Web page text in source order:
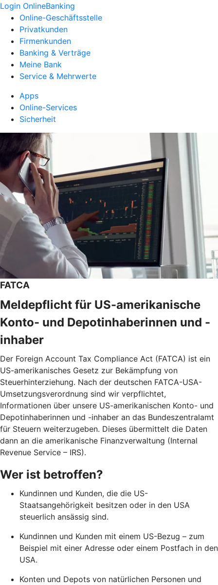
Login OnlineBanking
Online-Geschäftsstelle
Privatkunden
Firmenkunden
Banking & Verträge
Meine Bank
Service & Mehrwerte
Apps
Online-Services
Sicherheit
FATCA
Meldepflicht für US-amerikanische
Konto- und Depotinhaberinnen und -
inhaber
Der Foreign Account Tax Compliance Act (FATCA) ist ein
US-amerikanisches Gesetz zur Bekämpfung von
Steuerhinterziehung. Nach der deutschen FATCA-USA-
Umsetzungsverordnung sind wir verpflichtet,
Informationen über unsere US-amerikanischen Konto- und
Depotinhaberinnen und -inhaber an das Bundeszentralamt
für Steuern weiterzugeben. Dieses übermittelt die Daten
dann an die amerikanische Finanzverwaltung (Internal
Revenue Service – IRS).
Wer ist betroffen?
Kundinnen und Kunden, die die US-
Staatsangehörigkeit besitzen oder in den USA
steuerlich ansässig sind.
Kundinnen und Kunden mit einem US-Bezug – zum
Beispiel mit einer Adresse oder einem Postfach in den
USA.
Konten und Depots von natürlichen Personen und